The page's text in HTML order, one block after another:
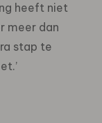
heeft niet
meer dan
stap te